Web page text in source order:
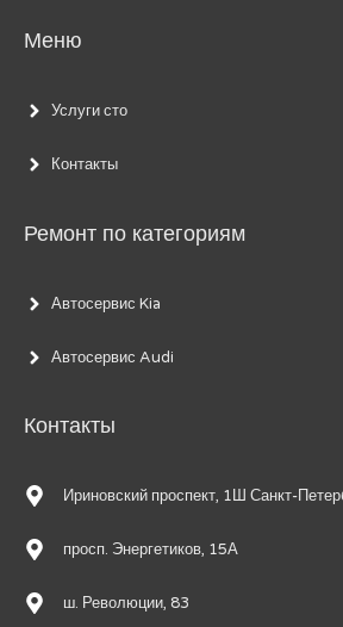
Меню
Услуги сто
Контакты
Ремонт по категориям
Автосервис Kia
Автосервис Audi
Контакты
Ириновский проспект, 1Ш Санкт-
просп. Энергетиков, 15А
ш. Революции, 83